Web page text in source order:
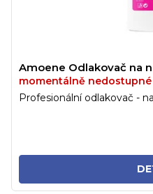
Amoene Odlakovač na
momentálně nedostupné
Profesionální odlakovač -